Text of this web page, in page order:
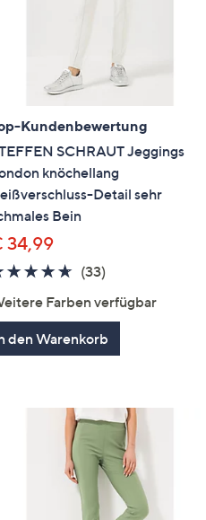
Kundenbewertung
SCHRAUT Jeggings
knöchellang
Detail sehr
Bein
34,99
4.6
(33)33
Farben verfügbar
den Warenkorb